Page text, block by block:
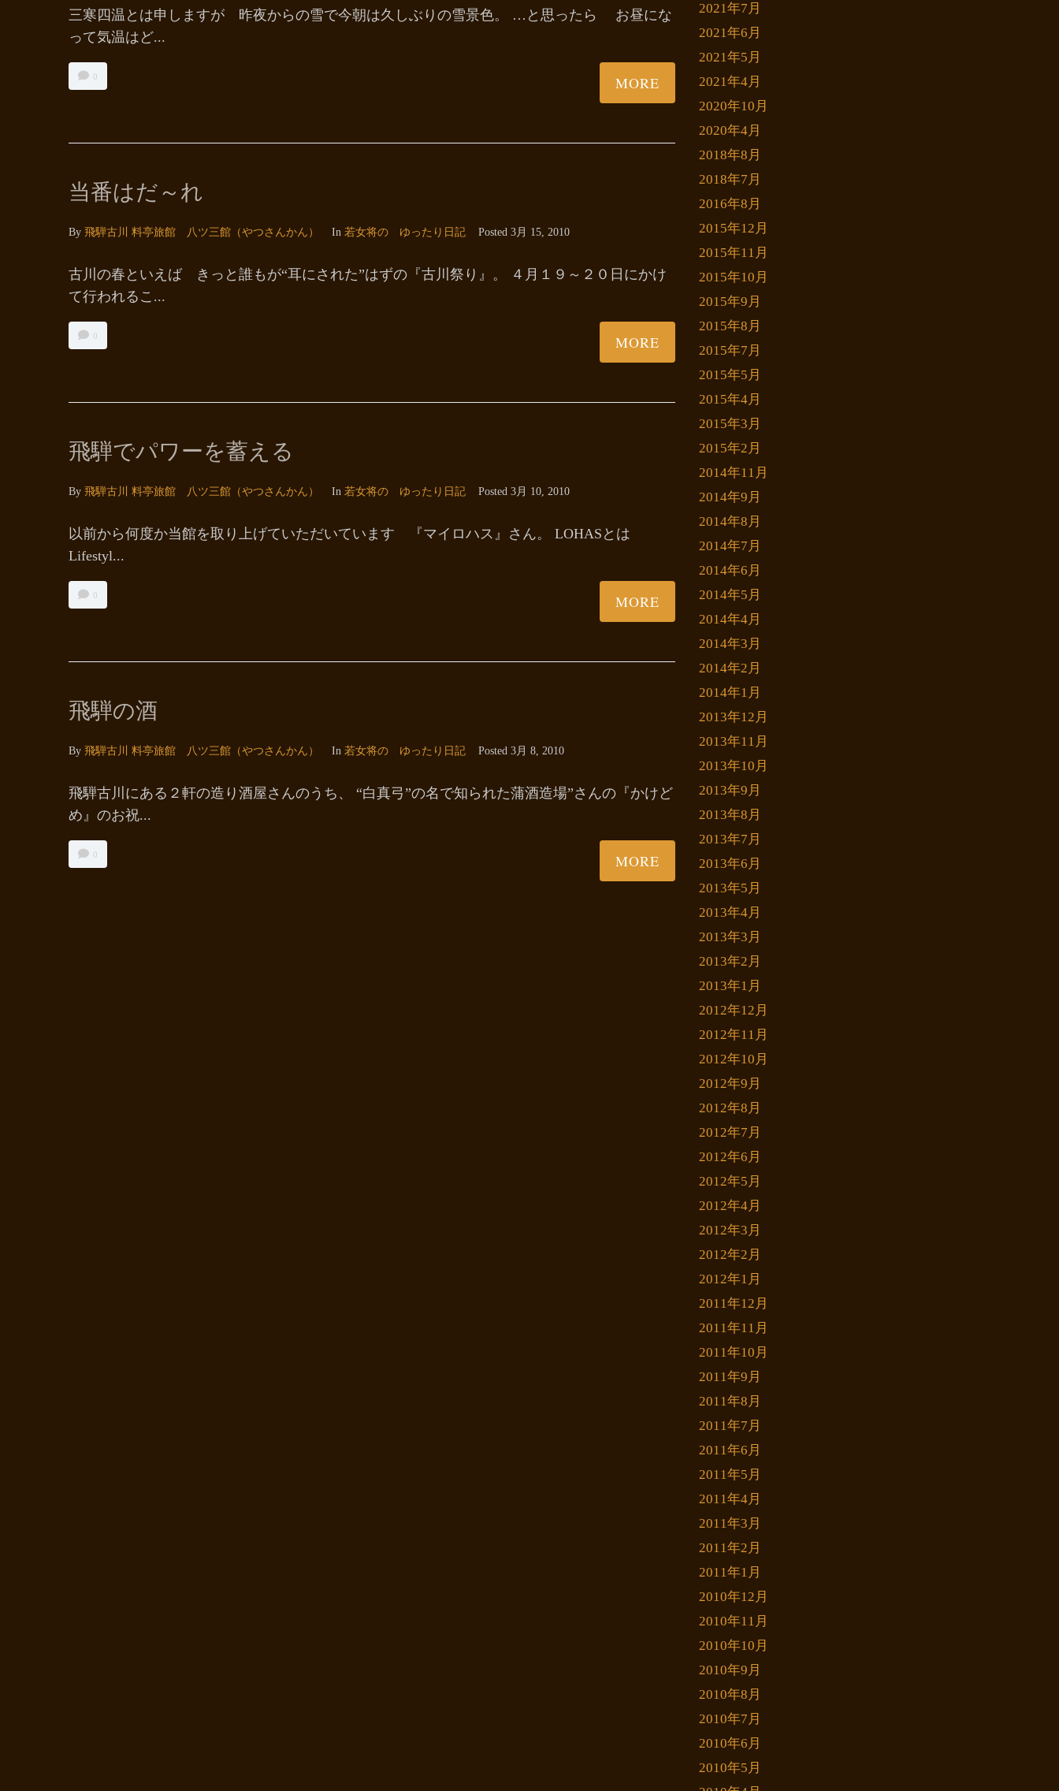
三寒四温とは申しますが 昨夜からの雪で今朝は久しぶりの雪景色。 …と思ったら お昼にな
って気温はど...
0 MORE
当番はだ～れ
By 飛騨古川 料亭旅館 八ツ三館（やつさんかん） In 若女将の ゆったり日記 Posted 3月 15, 2010
古川の春といえば きっと誰もが“耳にされた”はずの『古川祭り』。 ４月１９～２０日にかけ
て行われるこ...
0 MORE
飛騨でパワーを蓄える
By 飛騨古川 料亭旅館 八ツ三館（やつさんかん） In 若女将の ゆったり日記 Posted 3月 10, 2010
以前から何度か当館を取り上げていただいています 『マイロハス』さん。 LOHASとは
Lifestyl...
0 MORE
飛騨の酒
By 飛騨古川 料亭旅館 八ツ三館（やつさんかん） In 若女将の ゆったり日記 Posted 3月 8, 2010
飛騨古川にある２軒の造り酒屋さんのうち、 “白真弓”の名で知られた蒲酒造場”さんの『かけど
め』のお祝...
0 MORE
2021年7月
2021年6月
2021年5月
2021年4月
2020年10月
2020年4月
2018年8月
2018年7月
2016年8月
2015年12月
2015年11月
2015年10月
2015年9月
2015年8月
2015年7月
2015年5月
2015年4月
2015年3月
2015年2月
2014年11月
2014年9月
2014年8月
2014年7月
2014年6月
2014年5月
2014年4月
2014年3月
2014年2月
2014年1月
2013年12月
2013年11月
2013年10月
2013年9月
2013年8月
2013年7月
2013年6月
2013年5月
2013年4月
2013年3月
2013年2月
2013年1月
2012年12月
2012年11月
2012年10月
2012年9月
2012年8月
2012年7月
2012年6月
2012年5月
2012年4月
2012年3月
2012年2月
2012年1月
2011年12月
2011年11月
2011年10月
2011年9月
2011年8月
2011年7月
2011年6月
2011年5月
2011年4月
2011年3月
2011年2月
2011年1月
2010年12月
2010年11月
2010年10月
2010年9月
2010年8月
2010年7月
2010年6月
2010年5月